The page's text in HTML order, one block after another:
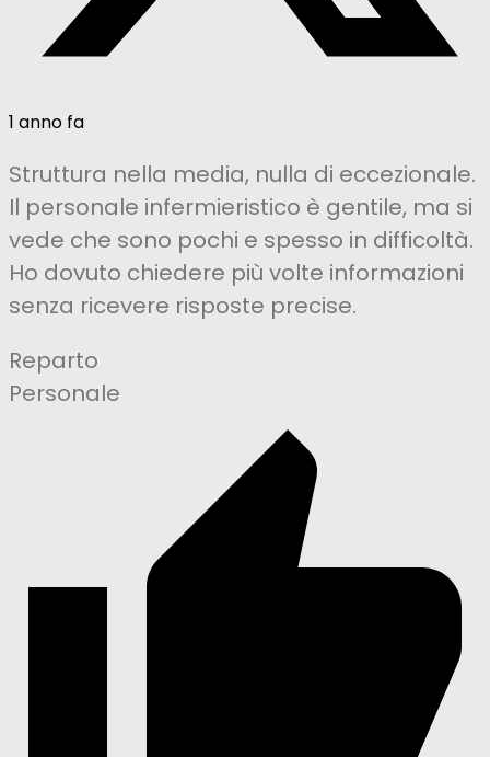
1 anno fa
Struttura nella media, nulla di eccezionale.
Il personale infermieristico è gentile, ma si
vede che sono pochi e spesso in difficoltà.
Ho dovuto chiedere più volte informazioni
senza ricevere risposte precise.
Reparto
Personale